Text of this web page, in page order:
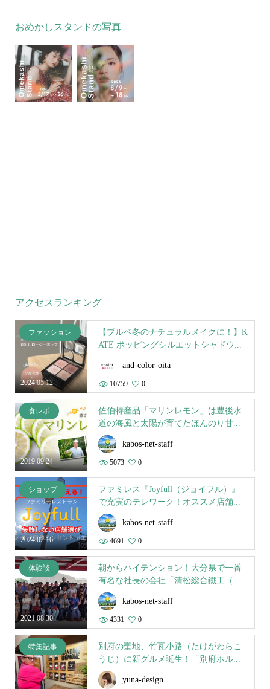
おめかしスタンドの写真
アクセスランキング
2024.05.12
ファッション
【ブルベ冬のナチュラルメイクに！】K
ATE ポッピングシルエットシャドウ...
and-color-oita
10759 0
2019.09.24
食レポ
佐伯特産品「マリンレモン」は豊後水
道の海風と太陽が育てたほんのり甘...
kabos-net-staff
5073 0
2024.02.16
ショップ
ファミレス『Joyfull（ジョイフル）』
で充実のテレワーク！オススメ店舗...
kabos-net-staff
4691 0
2021.08.30
体験談
朝からハイテンション！大分県で一番
有名な社長の会社「清松総合鐵工（...
kabos-net-staff
4331 0
特集記事
別府の聖地、竹瓦小路（たけがわらこ
うじ）に新グルメ誕生！「別府ホル...
yuna-design